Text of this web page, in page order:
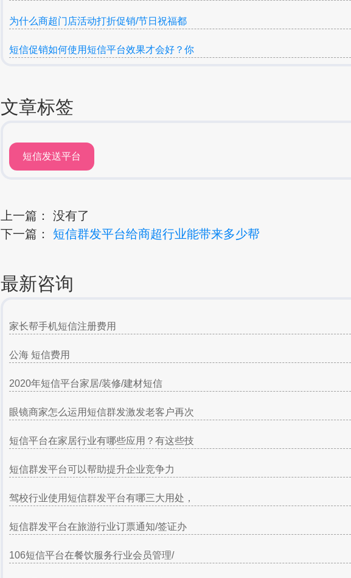
为什么商超门店活动打折促销/节日祝福都
短信促销如何使用短信平台效果才会好？你
文章标签
短信发送平台
上一篇： 没有了
下一篇： 短信群发平台给商超行业能带来多少帮
最新咨询
家长帮手机短信注册费用
公海 短信费用
2020年短信平台家居/装修/建材短信
眼镜商家怎么运用短信群发激发老客户再次
短信平台在家居行业有哪些应用？有这些技
短信群发平台可以帮助提升企业竞争力
驾校行业使用短信群发平台有哪三大用处，
短信群发平台在旅游行业订票通知/签证办
106短信平台在餐饮服务行业会员管理/